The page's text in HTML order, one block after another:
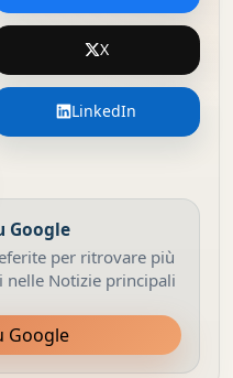
X
LinkedIn
Google
per ritrovare più
Notizie principali
Google